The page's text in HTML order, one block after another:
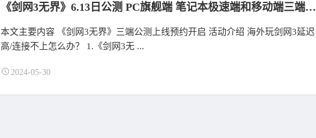
《剑网3无界》6.13日公测 PC旗舰端 笔记本极速端和移动端三端同步上线 | 海外玩剑网3延迟高/连接不上怎么办？
本文主要内容 《剑网3无界》三端公测上线预约开启 活动介绍 海外玩剑网3延迟
高/连接不上怎么办？ 1.《剑网3无 ...
2024-05-30